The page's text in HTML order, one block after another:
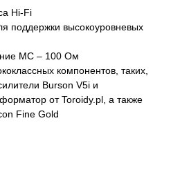
Hi-Fi
поддержки высокоуровневых
MC – 100 Ом
компонентов, таких,
Burson V5i и
от Toroidy.pl, а также
Fine Gold